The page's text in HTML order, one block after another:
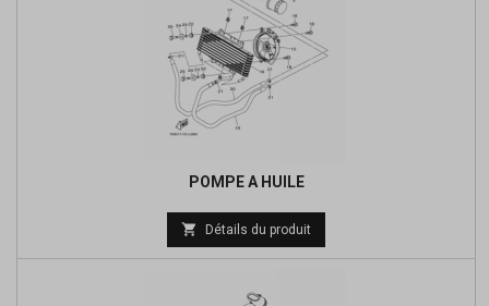
POMPE A HUILE
Prix
de
 Détails du produit